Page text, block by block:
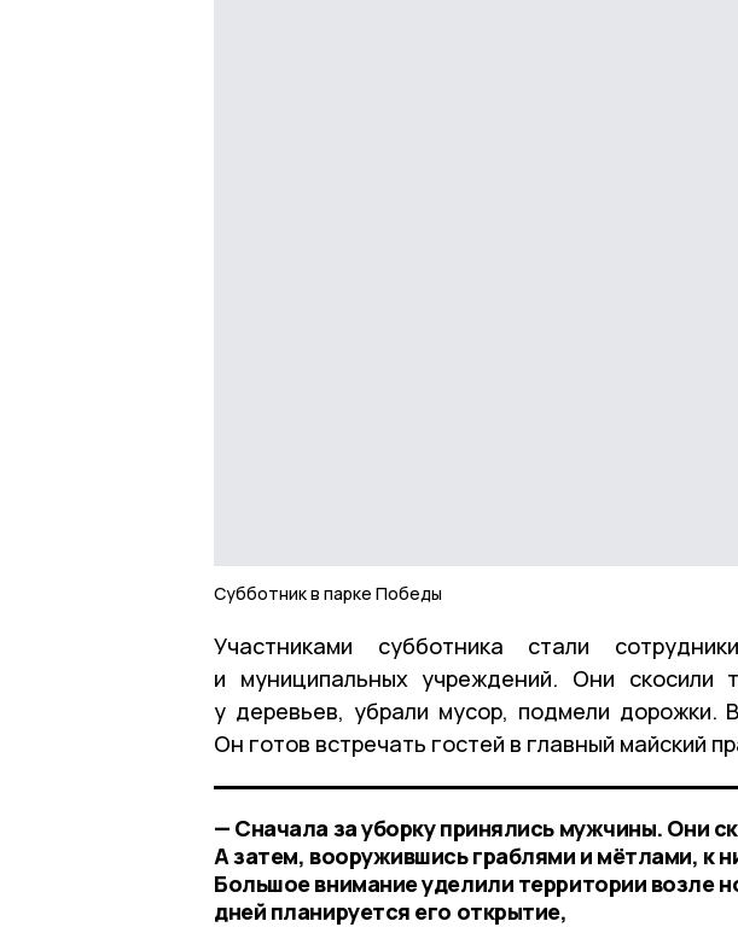
Субботник в парке Победы
Участниками субботника стали
и муниципальных учреждений. Они скосили
у деревьев, убрали мусор, подмели дорожки.
Он готов встречать гостей в главный майский
— Сначала за уборку принялись мужчины. Они
А затем, вооружившись граблями и мётлами, к
Большое внимание уделили территории возле
дней планируется его открытие,